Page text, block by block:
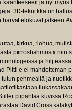
ja nyt myös
3D-tekniikka on
harvat elokuvat jälkeen
kirkua, riehua,
piirroshahmosta niin
ja hilpeässä
Pittille ei mahdottoman
pehmeällä ja
piipahtaa kuvissa
David Cross